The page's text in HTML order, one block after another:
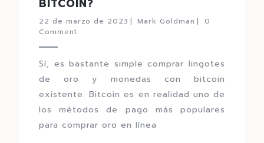
BITCOIN?
22 de marzo de 2023 | Mark Goldman |
0
Comment
Sí, es bastante simple comprar lingotes
de oro y monedas con bitcoin
existente. Bitcoin es en realidad uno de
los métodos de pago más populares
para comprar oro en línea